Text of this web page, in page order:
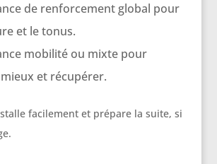
de renforcement global pour
et le tonus.
mobilité ou mixte pour
et récupérer.
facilement et prépare la suite, si